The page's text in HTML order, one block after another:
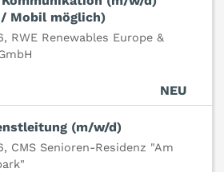
/ Mobil möglich)
RWE Renewables Europe &
NEU
(m/w/d)
CMS Senioren-Residenz "Am